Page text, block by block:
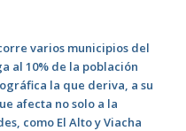
varios municipios del
al 10% de la población
la que deriva, a su
afecta no solo a la
como El Alto y Viacha